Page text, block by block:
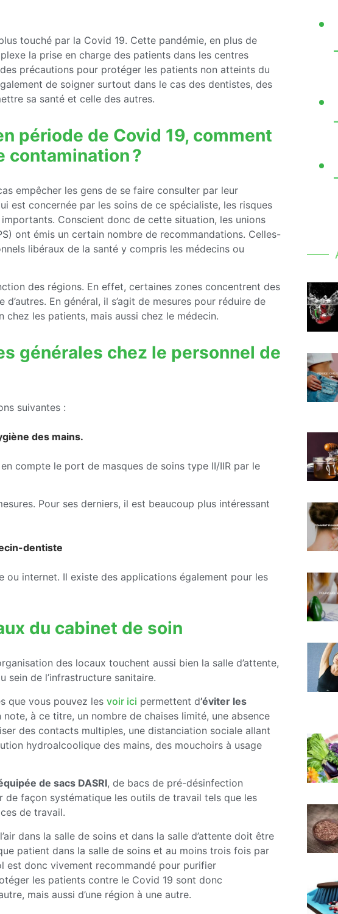
touché par la Covid 19. Cette pandémie, en plus de
la prise en charge des patients dans les centres
précautions pour protéger les patients non atteints du
de soigner surtout dans le cas des dentistes, des
sa santé et celle des autres.
période de Covid 19, comment
contamination ?
empêcher les gens de se faire consulter par leur
est concernée par les soins de ce spécialiste, les risques
Conscient donc de cette situation, les unions
ont émis un certain nombre de recommandations. Celles-
libéraux de la santé y compris les médecins ou
des régions. En effet, certaines zones concentrent des
En général, il s’agit de mesures pour réduire de
les patients, mais aussi chez le médecin.
générales chez le personnel de
suivantes :
des mains.
compte le port de masques de soins type II/IIR par le
Pour ses derniers, il est beaucoup plus intéressant
dentiste
ou internet. Il existe des applications également pour les
du cabinet de soin
des locaux touchent aussi bien la salle d’attente,
sein de l’infrastructure sanitaire.
que vous pouvez les voir ici permettent d’éviter les
note, à ce titre, un nombre de chaises limité, une absence
des contacts multiples, une distanciation sociale allant
hydroalcoolique des mains, des mouchoirs à usage
de sacs DASRI, de bacs de pré-désinfection
de façon systématique les outils de travail tels que les
de travail.
dans la salle de soins et dans la salle d’attente doit être
patient dans la salle de soins et au moins trois fois par
est donc vivement recommandé pour purifier
les patients contre le Covid 19 sont donc
mais aussi d’une région à une autre.